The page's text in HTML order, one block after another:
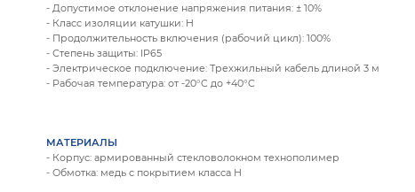
- Допустимое отклонение напряжения питания: ± 10%
- Класс изоляции катушки: H
- Продолжительность включения (рабочий цикл): 100%
- Степень защиты: IP65
- Электрическое подключение: Трехжильный кабель длиной 3 м
- Рабочая температура: от -20°C до +40°C
МАТЕРИАЛЫ
- Корпус: армированный стекловолокном технополимер
- Обмотка: медь с покрытием класса Н